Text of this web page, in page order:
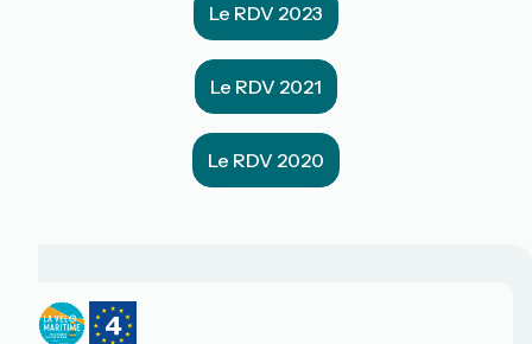
Le RDV 2023
Le RDV 2021
Le RDV 2020